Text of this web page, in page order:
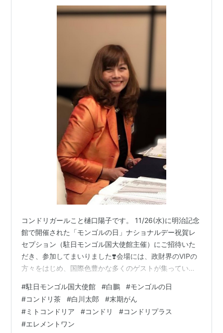
コンドリガールこと樋口陽子です。 11/26(水)に明治記念
館で開催された「モンゴルの日」ナショナルデー祝賀レ
セプション（駐日モンゴル国大使館主催）にご招待いた
だき、参加してまいりました❣️会場には、政財界のVIPの
方々をはじめ、国際色豊かな多くのゲストが集っていま
を。。。 白鳳さんのあいさつ 彼のひと言ひと言にモンゴ
ルへの深い誇りを込められ、本当に心に残る時間でし
た。日本とモンゴルは、**「平和と繁栄のための特別な
戦略的パートナーシップ」**のもと、さらに強い協力関
#駐日モンゴル国大使館 #白鵬 #モンゴルの日
#コンドリ茶 #白川太郎 #末期がん
#ミトコンドリア #コンドリ #コンドリプラス
#エレメントワン